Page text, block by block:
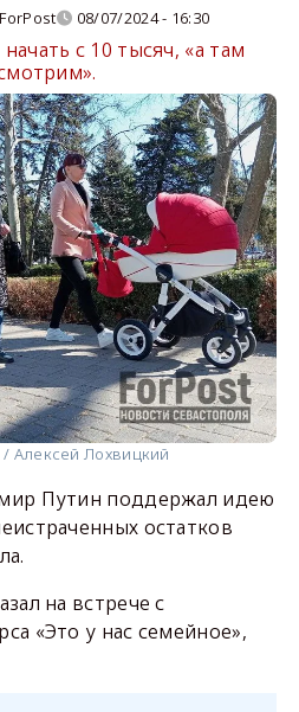
08/07/2024 - 16:30
с 10 тысяч, «а там
/ Алексей Лохвицкий
Путин поддержал идею
остатков
на встрече с
«Это у нас семейное»,